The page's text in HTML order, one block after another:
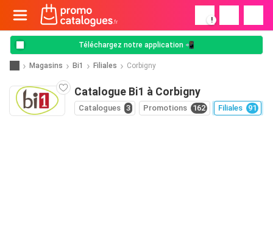
!
Téléchargez notre application 📲
Magasins Bi1 Filiales Corbigny
Catalogue Bi1 à Corbigny
Catalogues 3 Promotions 162 Filiales 91